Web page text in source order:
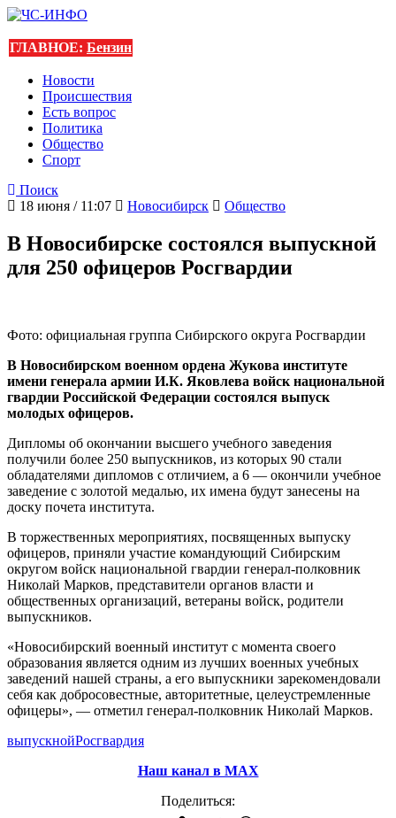
ГЛАВНОЕ: Бензин
Новости
Происшествия
Есть вопрос
Политика
Общество
Спорт
Поиск
18 июня / 11:07
Новосибирск Общество
В Новосибирске состоялся выпускной
для 250 офицеров Росгвардии
Фото: официальная группа Сибирского округа Росгвардии
В Новосибирском военном ордена Жукова институте
имени генерала армии И.К. Яковлева войск национальной
гвардии Российской Федерации состоялся выпуск
молодых офицеров.
Дипломы об окончании высшего учебного заведения
получили более 250 выпускников, из которых 90 стали
обладателями дипломов с отличием, а 6 — окончили учебное
заведение с золотой медалью, их имена будут занесены на
доску почета института.
В торжественных мероприятиях, посвященных выпуску
офицеров, приняли участие командующий Сибирским
округом войск национальной гвардии генерал-полковник
Николай Марков, представители органов власти и
общественных организаций, ветераны войск, родители
выпускников.
«Новосибирский военный институт с момента своего
образования является одним из лучших военных учебных
заведений нашей страны, а его выпускники зарекомендовали
себя как добросовестные, авторитетные, целеустремленные
офицеры», — отметил генерал-полковник Николай Марков.
выпускнойРосгвардия
Наш канал в МАХ
Поделиться: